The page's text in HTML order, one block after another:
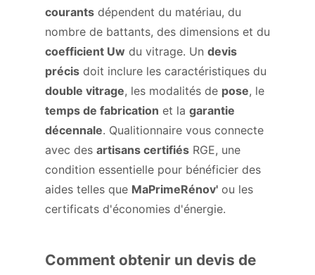
courants dépendent du matériau, du
nombre de battants, des dimensions et du
coefficient Uw du vitrage. Un devis
précis doit inclure les caractéristiques du
double vitrage, les modalités de pose, le
temps de fabrication et la garantie
décennale. Qualitionnaire vous connecte
avec des artisans certifiés RGE, une
condition essentielle pour bénéficier des
aides telles que MaPrimeRénov' ou les
certificats d'économies d'énergie.
Comment obtenir un devis de